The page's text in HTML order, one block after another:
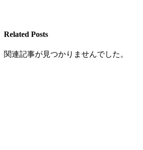
Related Posts
関連記事が見つかりませんでした。